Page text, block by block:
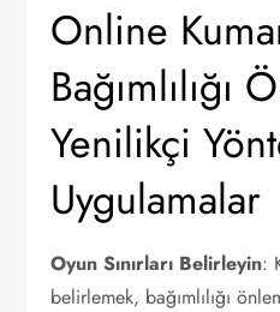
Online
Bağımlılığı
Yenilikçi
Uygulamalar
Oyun Sınırları Belirleyin:
belirlemek, bağımlılığı